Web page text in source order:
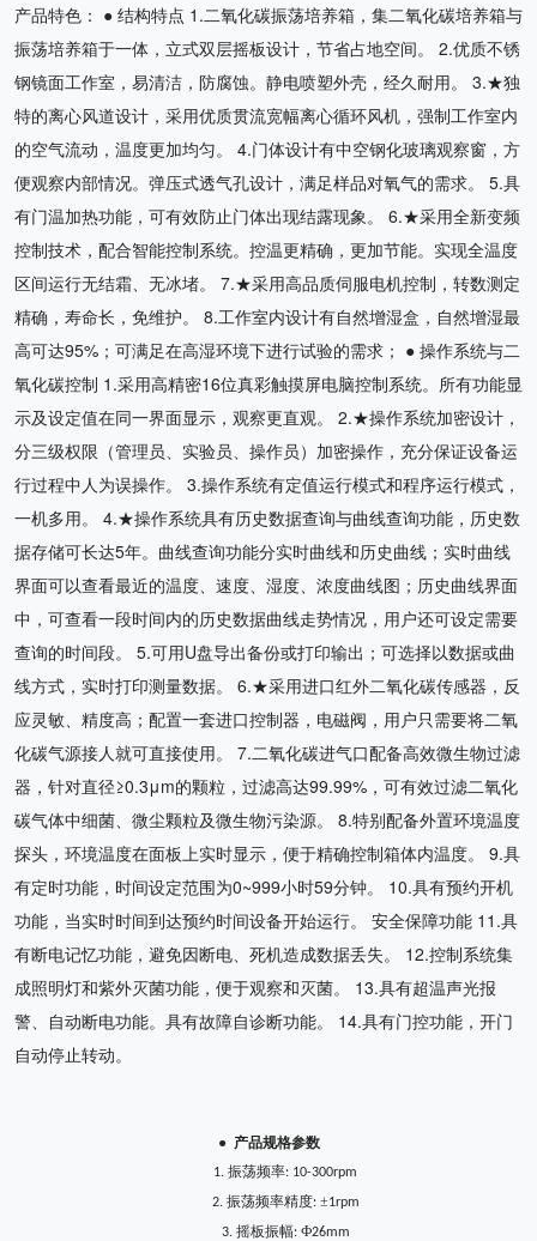
产品特色： ● 结构特点 1.二氧化碳振荡培养箱，集二氧化碳培养箱与
振荡培养箱于一体，立式双层摇板设计，节省占地空间。 2.优质不锈
钢镜面工作室，易清洁，防腐蚀。静电喷塑外壳，经久耐用。 3.★独
特的离心风道设计，采用优质贯流宽幅离心循环风机，强制工作室内
的空气流动，温度更加均匀。 4.门体设计有中空钢化玻璃观察窗，方
便观察内部情况。弹压式透气孔设计，满足样品对氧气的需求。 5.具
有门温加热功能，可有效防止门体出现结露现象。 6.★采用全新变频
控制技术，配合智能控制系统。控温更精确，更加节能。实现全温度
区间运行无结霜、无冰堵。 7.★采用高品质伺服电机控制，转数测定
精确，寿命长，免维护。 8.工作室内设计有自然增湿盒，自然增湿最
高可达95%；可满足在高湿环境下进行试验的需求； ● 操作系统与二
氧化碳控制 1.采用高精密16位真彩触摸屏电脑控制系统。所有功能显
示及设定值在同一界面显示，观察更直观。 2.★操作系统加密设计，
分三级权限（管理员、实验员、操作员）加密操作，充分保证设备运
行过程中人为误操作。 3.操作系统有定值运行模式和程序运行模式，
一机多用。 4.★操作系统具有历史数据查询与曲线查询功能，历史数
据存储可长达5年。曲线查询功能分实时曲线和历史曲线；实时曲线
界面可以查看最近的温度、速度、湿度、浓度曲线图；历史曲线界面
中，可查看一段时间内的历史数据曲线走势情况，用户还可设定需要
查询的时间段。 5.可用U盘导出备份或打印输出；可选择以数据或曲
线方式，实时打印测量数据。 6.★采用进口红外二氧化碳传感器，反
应灵敏、精度高；配置一套进口控制器，电磁阀，用户只需要将二氧
化碳气源接人就可直接使用。 7.二氧化碳进气口配备高效微生物过滤
器，针对直径≥0.3μm的颗粒，过滤高达99.99%，可有效过滤二氧化
碳气体中细菌、微尘颗粒及微生物污染源。 8.特别配备外置环境温度
探头，环境温度在面板上实时显示，便于精确控制箱体内温度。 9.具
有定时功能，时间设定范围为0~999小时59分钟。 10.具有预约开机
功能，当实时时间到达预约时间设备开始运行。 安全保障功能 11.具
有断电记忆功能，避免因断电、死机造成数据丢失。 12.控制系统集
成照明灯和紫外灭菌功能，便于观察和灭菌。 13.具有超温声光报
警、自动断电功能。具有故障自诊断功能。 14.具有门控功能，开门
自动停止转动。
● 产品规格参数
1. 振荡频率: 10-300rpm
2. 振荡频率精度: ±1rpm
3. 摇板振幅: Ф26mm